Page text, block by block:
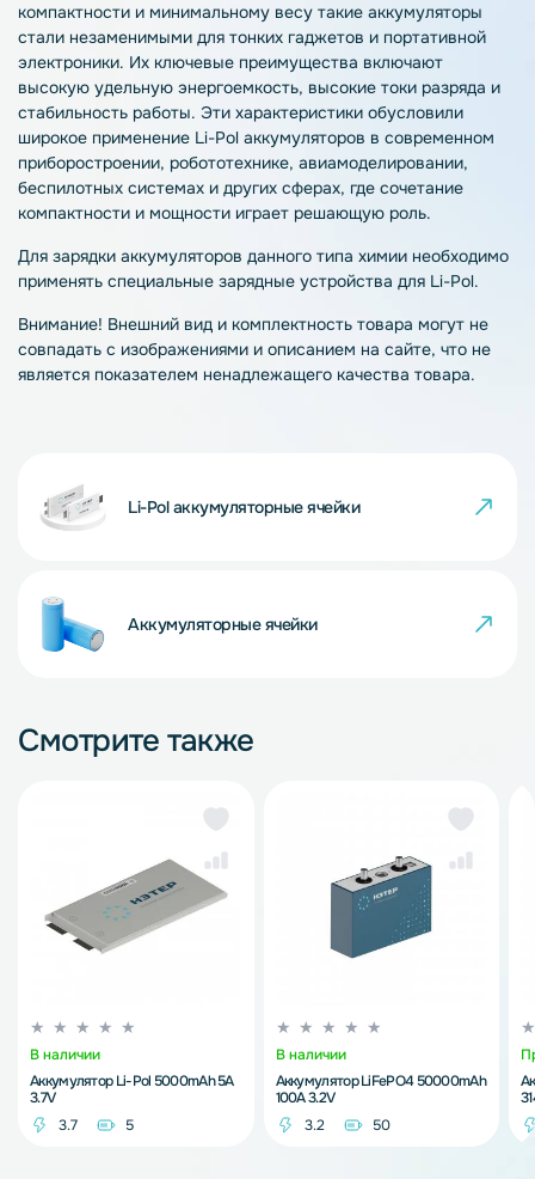
компактности и минимальному весу такие аккумуляторы
стали незаменимыми для тонких гаджетов и портативной
электроники. Их ключевые преимущества включают
высокую удельную энергоемкость, высокие токи разряда и
стабильность работы. Эти характеристики обусловили
широкое применение Li-Pol аккумуляторов в современном
приборостроении, робототехнике, авиамоделировании,
беспилотных системах и других сферах, где сочетание
компактности и мощности играет решающую роль.
Для зарядки аккумуляторов данного типа химии необходимо
применять специальные зарядные устройства для Li-Pol.
Внимание! Внешний вид и комплектность товара могут не
совпадать с изображениями и описанием на сайте, что не
является показателем ненадлежащего качества товара.
Li-Pol аккумуляторные ячейки
Аккумуляторные ячейки
Смотрите также
В наличии
Аккумулятор Li-Pol 5000mAh 5A
3.7V
3.7
5
В наличии
Аккумулятор LiFePO4 50000mAh
100A 3.2V
3.2
50